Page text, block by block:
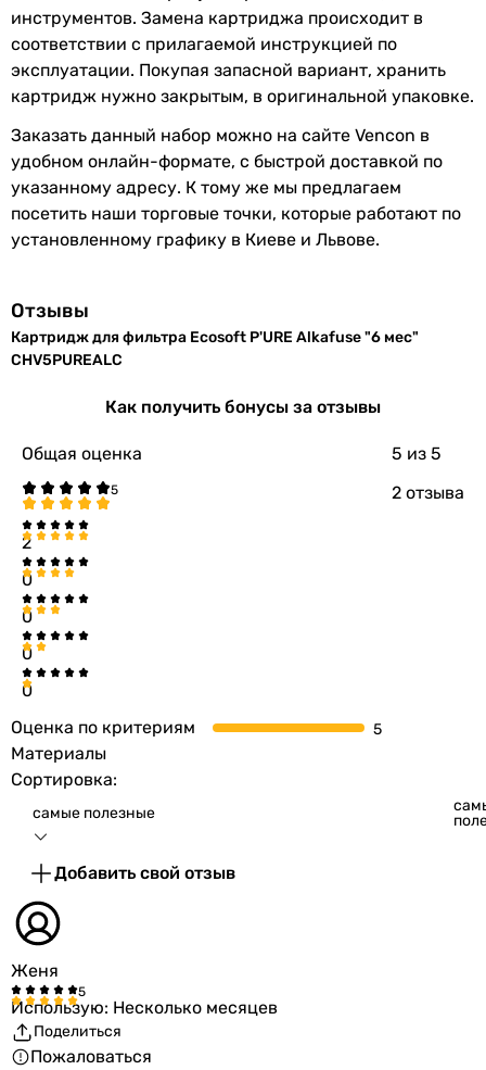
инструментов. Замена картриджа происходит в
соответствии с прилагаемой инструкцией по
эксплуатации. Покупая запасной вариант, хранить
картридж нужно закрытым, в оригинальной упаковке.
Заказать данный набор можно на сайте Vencon в
удобном онлайн-формате, с быстрой доставкой по
указанному адресу. К тому же мы предлагаем
посетить наши торговые точки, которые работают по
установленному графику в Киеве и Львове.
Отзывы
Картридж для фильтра Ecosoft P'URE Alkafuse "6 мес"
CHV5PUREALC
Как получить бонусы за отзывы
Общая оценка 5 из 5
2 отзыва
2
0
0
0
0
Оценка по критериям
Материалы
Сортировка:
самые полезные
Добавить свой отзыв
Женя
Использую: Несколько месяцев
Поделиться
Пожаловаться